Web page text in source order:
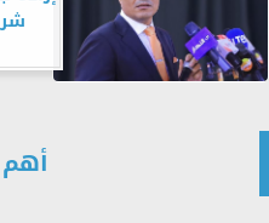
أهم